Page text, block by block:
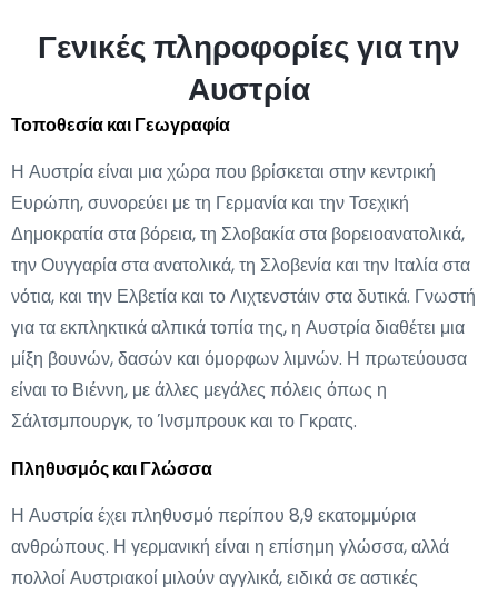
Γενικές πληροφορίες για την
Αυστρία
Τοποθεσία και Γεωγραφία
Η Αυστρία είναι μια χώρα που βρίσκεται στην κεντρική
Ευρώπη, συνορεύει με τη Γερμανία και την Τσεχική
Δημοκρατία στα βόρεια, τη Σλοβακία στα βορειοανατολικά,
την Ουγγαρία στα ανατολικά, τη Σλοβενία και την Ιταλία στα
νότια, και την Ελβετία και το Λιχτενστάιν στα δυτικά. Γνωστή
για τα εκπληκτικά αλπικά τοπία της, η Αυστρία διαθέτει μια
μίξη βουνών, δασών και όμορφων λιμνών. Η πρωτεύουσα
είναι το Βιέννη, με άλλες μεγάλες πόλεις όπως η
Σάλτσμπουργκ, το Ίνσμπρουκ και το Γκρατς.
Πληθυσμός και Γλώσσα
Η Αυστρία έχει πληθυσμό περίπου 8,9 εκατομμύρια
ανθρώπους. Η γερμανική είναι η επίσημη γλώσσα, αλλά
πολλοί Αυστριακοί μιλούν αγγλικά, ειδικά σε αστικές